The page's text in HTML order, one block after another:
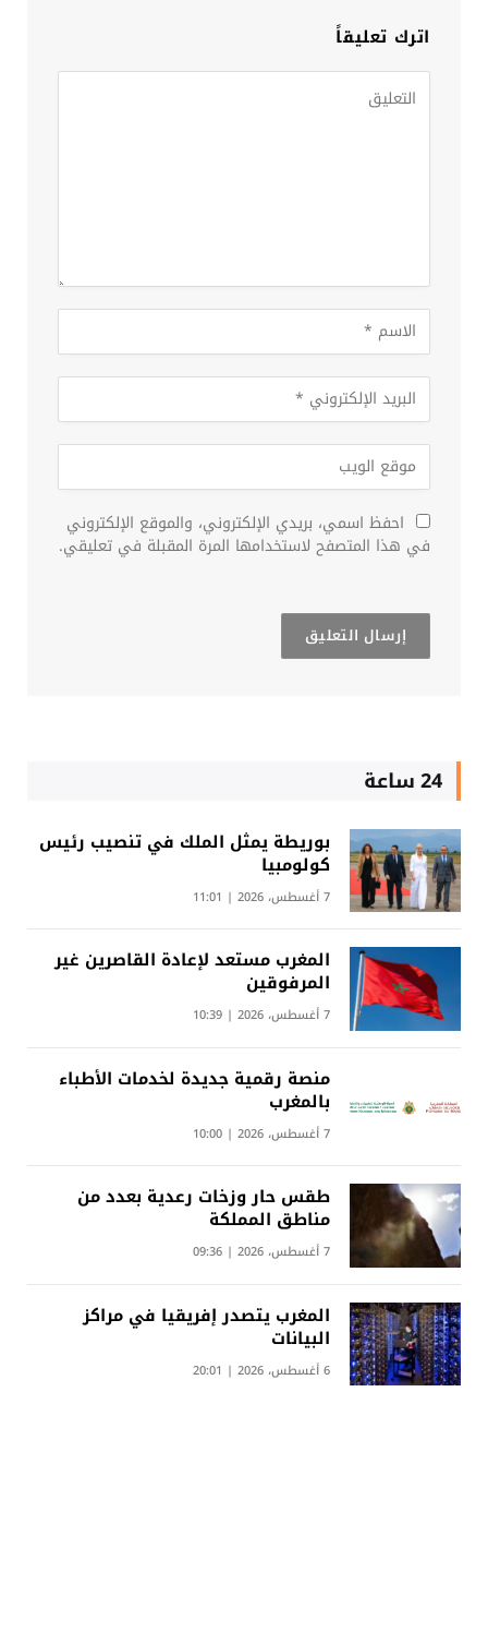
اترك تعليقاً
احفظ اسمي، بريدي الإلكتروني، والموقع الإلكتروني
في هذا المتصفح لاستخدامها المرة المقبلة في تعليقي.
24 ساعة
بوريطة يمثل الملك في تنصيب رئيس
كولومبيا
7 أغسطس، 2026 | 11:01
المغرب مستعد لإعادة القاصرين غير
المرفوقين
7 أغسطس، 2026 | 10:39
منصة رقمية جديدة لخدمات الأطباء
بالمغرب
7 أغسطس، 2026 | 10:00
طقس حار وزخات رعدية بعدد من
مناطق المملكة
7 أغسطس، 2026 | 09:36
المغرب يتصدر إفريقيا في مراكز
البيانات
6 أغسطس، 2026 | 20:01